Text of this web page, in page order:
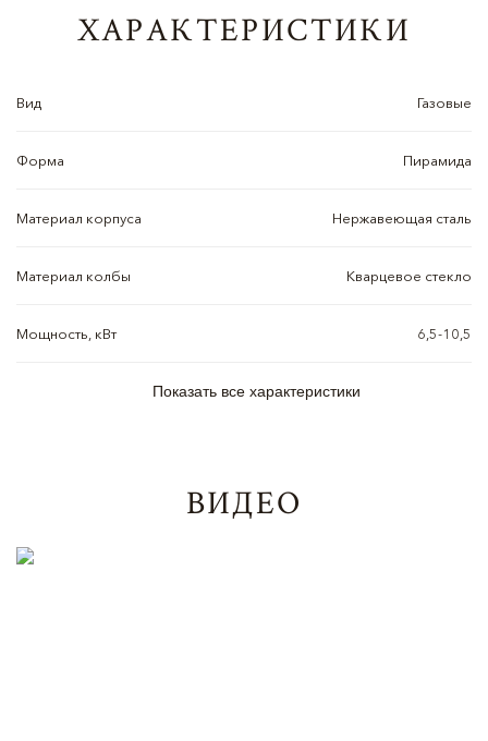
ХАРАКТЕРИСТИКИ
Вид Газовые
Форма Пирамида
Материал корпуса Нержавеющая сталь
Материал колбы Кварцевое стекло
Мощность, кВт 6,5-10,5
Показать все характеристики
ВИДЕО